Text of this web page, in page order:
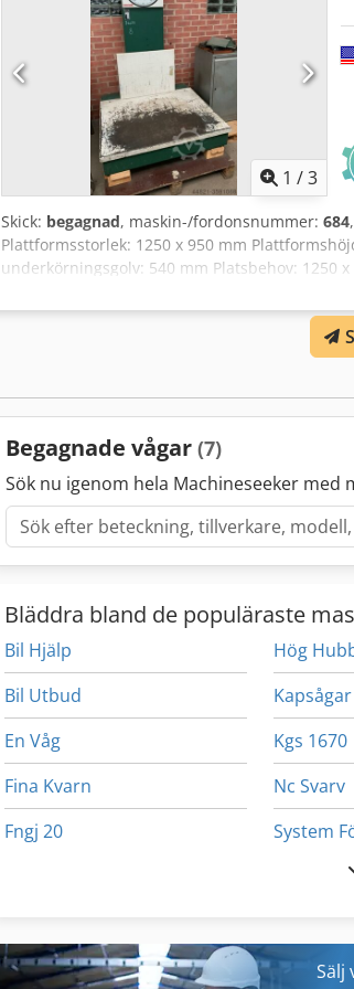
1 /3
Skick: begagnad, maskin-/fordonsnummer: 684
Plattformsstorlek: 1250 x 950 mm
underkörningsgolv: 540 mm Platsbehov: 1250
Begagnade vågar (7)
Sök nu igenom hela Machineseeker med
Bläddra bland de populäraste
Bil Hjälp
Bil Utbud
En Våg
Fina Kvarn
Fngj 20
Ga 11 Ff
Hög
Kgs 1670
Nc Svarv
System
Trä Svarv
Sälj